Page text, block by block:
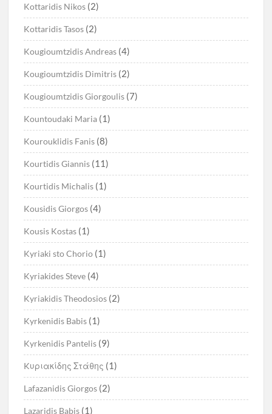
Kottaridis Nikos (2)
Kottaridis Tasos (2)
Kougioumtzidis Andreas (4)
Kougioumtzidis Dimitris (2)
Kougioumtzidis Giorgoulis (7)
Kountoudaki Maria (1)
Kourouklidis Fanis (8)
Kourtidis Giannis (11)
Kourtidis Michalis (1)
Kousidis Giorgos (4)
Kousis Kostas (1)
Kyriaki sto Chorio (1)
Kyriakides Steve (4)
Kyriakidis Theodosios (2)
Kyrkenidis Babis (1)
Kyrkenidis Pantelis (9)
Kυριακίδης Στάθης (1)
Lafazanidis Giorgos (2)
Lazaridis Babis (1)